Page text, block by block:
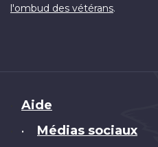
l'ombud des vétérans.
Brand
Aide
• Médias sociaux